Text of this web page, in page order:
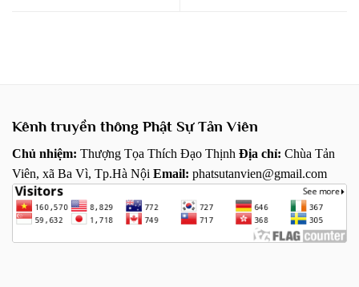
Kênh truyền thông Phật Sự Tản Viên
Chủ nhiệm: Thượng Tọa Thích Đạo Thịnh Địa chỉ: Chùa Tản
Viên, xã Ba Vì, Tp.Hà Nội Email: phatsutanvien@gmail.com